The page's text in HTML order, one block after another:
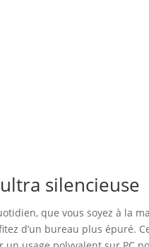
silencieuse
que vous soyez à la
d’un bureau plus épuré.